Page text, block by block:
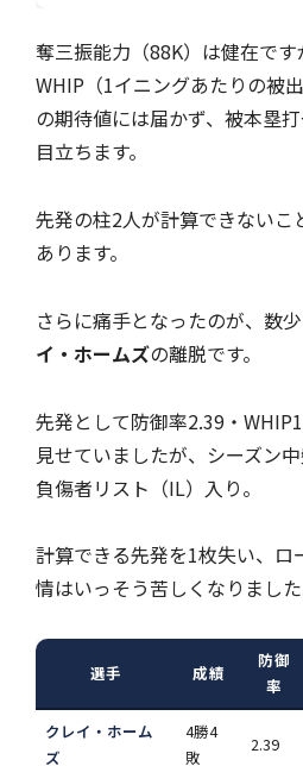
奪三振能力（88K）は健在です
WHIP（1イニングあたりの被
の期待値には届かず、被本塁
目立ちます。
先発の柱2人が計算できないこ
あります。
さらに痛手となったのが、数
イ・ホームズの離脱です。
先発として防御率2.39・
見せていましたが、シーズン
負傷者リスト（IL）入り。
計算できる先発を1枚失い、ロ
情はいっそう苦しくなりました
選手 成績
防御
率
クレイ・ホーム
ズ
4勝4
敗
2.39